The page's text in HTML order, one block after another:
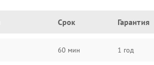
Срок Гарантия
60 мин 1 год